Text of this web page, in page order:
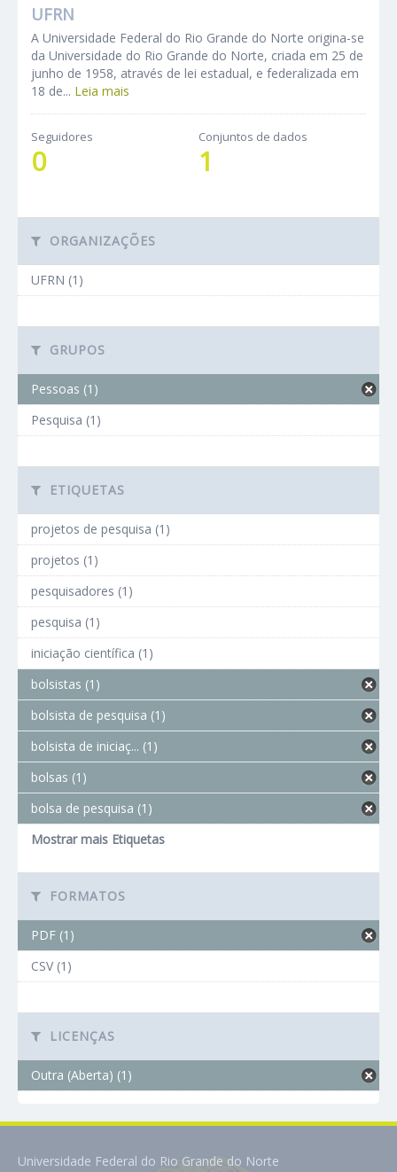
UFRN
A Universidade Federal do Rio Grande do Norte origina-se
da Universidade do Rio Grande do Norte, criada em 25 de
junho de 1958, através de lei estadual, e federalizada em
18 de... Leia mais
Seguidores
0
Conjuntos de dados
1
ORGANIZAÇÕES
UFRN (1)
GRUPOS
Pessoas (1)
Pesquisa (1)
ETIQUETAS
projetos de pesquisa (1)
projetos (1)
pesquisadores (1)
pesquisa (1)
iniciação científica (1)
bolsistas (1)
bolsista de pesquisa (1)
bolsista de iniciaç... (1)
bolsas (1)
bolsa de pesquisa (1)
Mostrar mais Etiquetas
FORMATOS
PDF (1)
CSV (1)
LICENÇAS
Outra (Aberta) (1)
Universidade Federal do Rio Grande do Norte